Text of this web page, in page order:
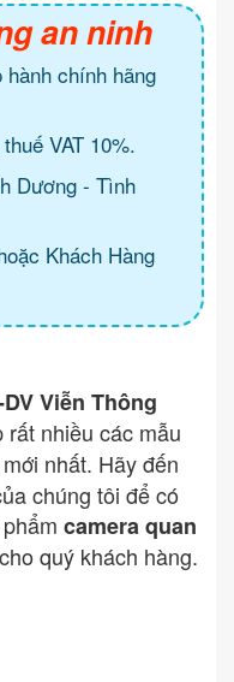
an ninh
chính hãng
VAT 10%.
Dương - Tình
Khách Hàng
Viễn Thông
rất nhiều các mẫu
mới nhất. Hãy đến
chúng tôi để có
camera quan
cho quý khách hàng.